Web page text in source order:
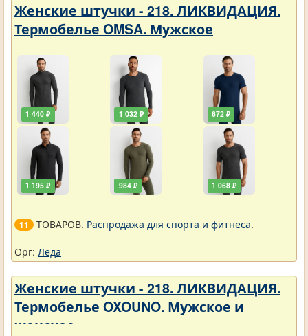
Женские штучки - 218. ЛИКВИДАЦИЯ.
Термобелье OMSA. Мужское
1 440 ₽
1 195 ₽
1 032 ₽
984 ₽
672 ₽
1 068 ₽
11 ТОВАРОВ. Распродажа для спорта и фитнеса.
Орг: Леда
Женские штучки - 218. ЛИКВИДАЦИЯ.
Термобелье OXOUNO. Мужское и
женское